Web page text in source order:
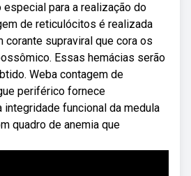
especial para a realização do
de reticulócitos é realizada
corante supraviral que cora os
Essas hemácias serão
Weba contagem de
periférico fornece
funcional da medula
quadro de anemia que